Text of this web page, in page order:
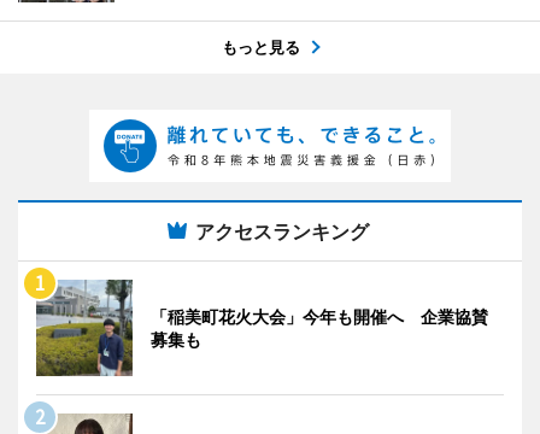
もっと見る
アクセスランキング
「稲美町花火大会」今年も開催へ 企業協賛
募集も